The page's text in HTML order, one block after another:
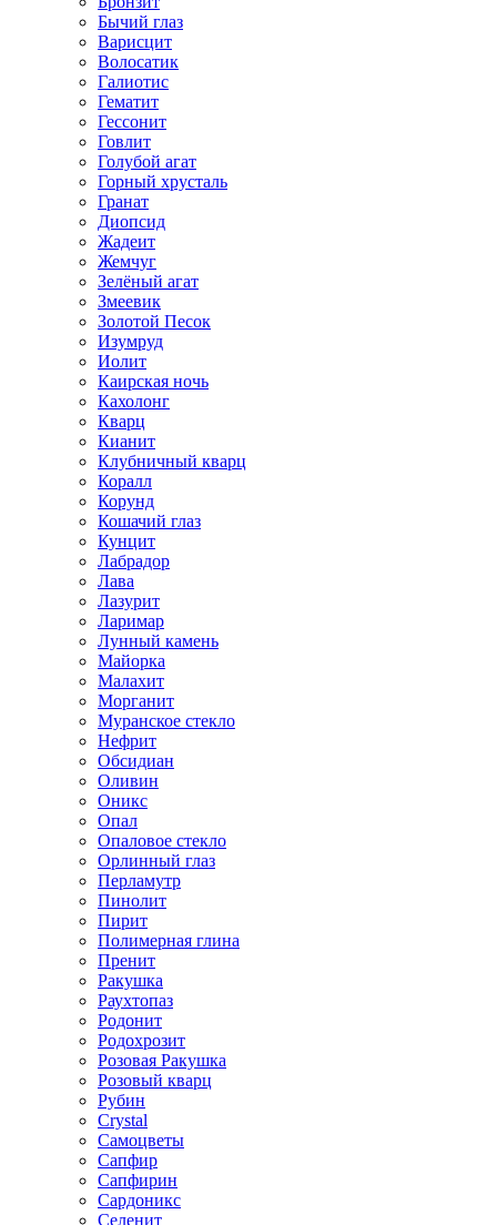
Бычий глаз
Варисцит
Волосатик
Галиотис
Гематит
Гессонит
Говлит
Голубой агат
Горный хрусталь
Гранат
Диопсид
Жадеит
Жемчуг
Зелёный агат
Змеевик
Золотой Песок
Изумруд
Иолит
Каирская ночь
Кахолонг
Кварц
Кианит
Клубничный кварц
Коралл
Корунд
Кошачий глаз
Кунцит
Лабрадор
Лава
Лазурит
Ларимар
Лунный камень
Майорка
Малахит
Морганит
Муранское стекло
Нефрит
Обсидиан
Оливин
Оникс
Опал
Опаловое стекло
Орлинный глаз
Перламутр
Пинолит
Пирит
Полимерная глина
Пренит
Ракушка
Раухтопаз
Родонит
Родохрозит
Розовая Ракушка
Розовый кварц
Рубин
Сrystal
Самоцветы
Сапфир
Сапфирин
Сардоникс
Селенит